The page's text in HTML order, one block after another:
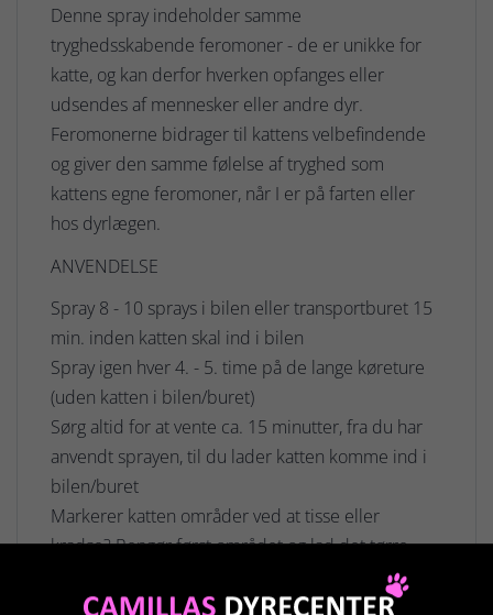
Denne spray indeholder samme
tryghedsskabende feromoner - de er unikke for
katte, og kan derfor hverken opfanges eller
udsendes af mennesker eller andre dyr.
Feromonerne bidrager til kattens velbefindende
og giver den samme følelse af tryghed som
kattens egne feromoner, når I er på farten eller
hos dyrlægen.
ANVENDELSE
Spray 8 - 10 sprays i bilen eller transportburet 15
min. inden katten skal ind i bilen
Spray igen hver 4. - 5. time på de lange køreture
(uden katten i bilen/buret)
Sørg altid for at vente ca. 15 minutter, fra du har
anvendt sprayen, til du lader katten komme ind i
bilen/buret
Markerer katten områder ved at tisse eller
kradse? Rengør først området og lad det tørre.
Gentag dagligt, indtil katten stopper med at